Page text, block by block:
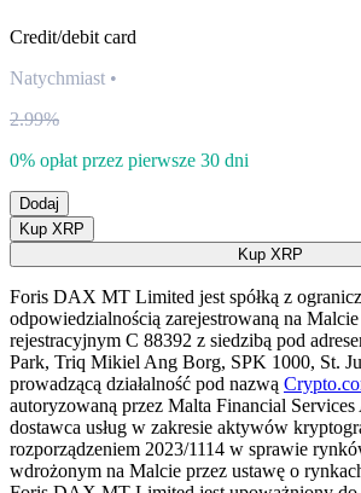
Credit/debit card
Natychmiast •
2.99%
0% opłat przez pierwsze 30 dni
Dodaj
Kup XRP
Kup XRP
Foris DAX MT Limited jest spółką z
odpowiedzialnością zarejestrowaną na
rejestracyjnym C 88392 z siedzibą pod
Park, Triq Mikiel Ang Borg, SPK 1000, St.
prowadzącą działalność pod nazwą
autoryzowaną przez Malta Financial
dostawca usług w zakresie aktywów
rozporządzeniem 2023/1114 w sprawie
wdrożonym na Malcie przez ustawę o